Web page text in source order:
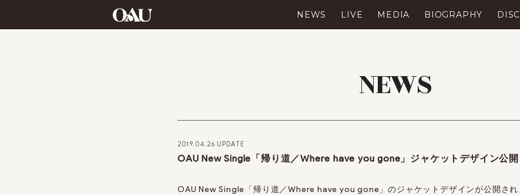
NEWS LIVE MEDIA BIOGRAPHY
NEWS
2019.04.26 UPDATE
OAU New Single「帰り道／Where have you gone」ジャケットデザイン公開
OAU New Single「帰り道／Where have you gone」のジャケットデザインが公開され